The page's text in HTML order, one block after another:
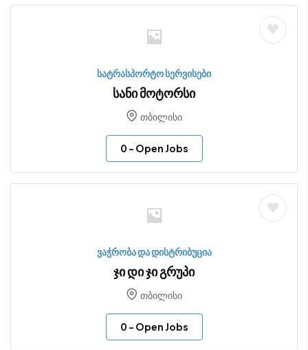
სატრასპორტო სერვისები
სანი მოტორსი
თბილისი
0 - Open Jobs
ვაჭრობა და დისტრიბუცია
ჯი დი ჯი გრუპი
თბილისი
0 - Open Jobs